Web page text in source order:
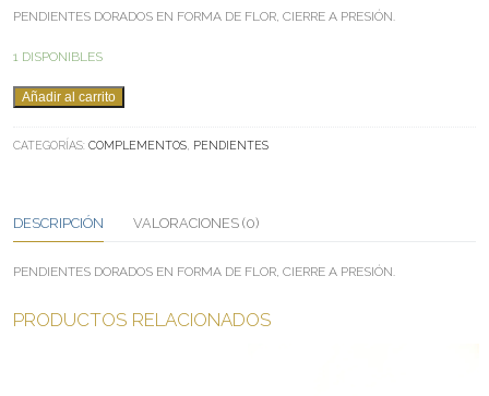
PENDIENTES DORADOS EN FORMA DE FLOR, CIERRE A PRESIÓN.
1 DISPONIBLES
PENDIENTES
CANTIDAD
Añadir al carrito
CATEGORÍAS: COMPLEMENTOS, PENDIENTES
DESCRIPCIÓN VALORACIONES (0)
PENDIENTES DORADOS EN FORMA DE FLOR, CIERRE A PRESIÓN.
PRODUCTOS RELACIONADOS